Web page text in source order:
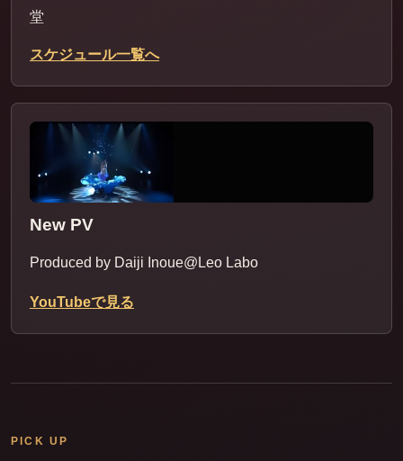
堂
スケジュール一覧へ
New PV
Produced by Daiji Inoue@Leo Labo
YouTubeで見る
PICK UP